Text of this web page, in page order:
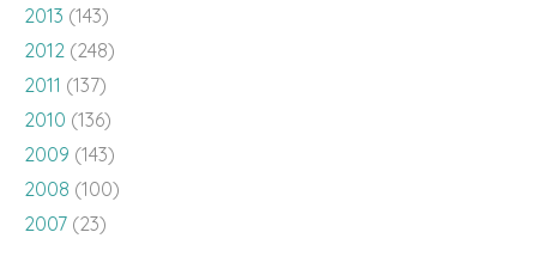
2013 (143)
2012 (248)
2011 (137)
2010 (136)
2009 (143)
2008 (100)
2007 (23)